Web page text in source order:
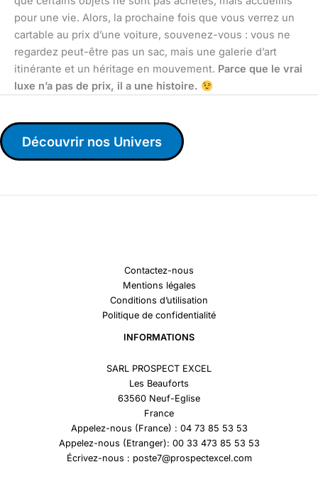
pour une vie. Alors, la prochaine fois que vous verrez un
cartable au prix d’une voiture, souvenez-vous : vous ne
regardez peut-être pas un sac, mais une galerie d’art
itinérante et un héritage en mouvement. Parce que le vrai
luxe n’a pas de prix, il a une histoire.
Découvrir nos Univers
Contactez-nous
Mentions légales
Conditions d’utilisation
Politique de confidentialité
INFORMATIONS
SARL PROSPECT EXCEL
Les Beauforts
63560 Neuf-Eglise
France
Appelez-nous (France) : 04 73 85 53 53
Appelez-nous (Etranger): 00 33 473 85 53 53
Écrivez-nous : poste7@prospectexcel.com